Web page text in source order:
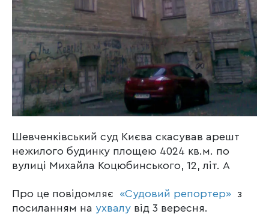
Шевченківський суд Києва скасував арешт
нежилого будинку площею 4024 кв.м. по
вулиці Михайла Коцюбинського, 12, літ. А
Про це повідомляє «Судовий репортер» з
посиланням на ухвалу від 3 вересня.